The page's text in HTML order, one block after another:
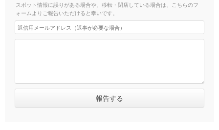
スポット情報に誤りがある場合や、移転・閉店している場合は、こちらのフ
ォームよりご報告いただけると幸いです。